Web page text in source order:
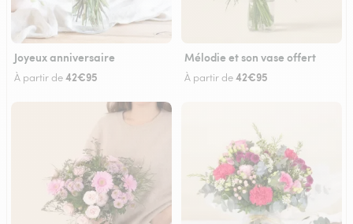
Joyeux anniversaire
À partir de42€95
Mélodie et son vase offert
À partir de42€95